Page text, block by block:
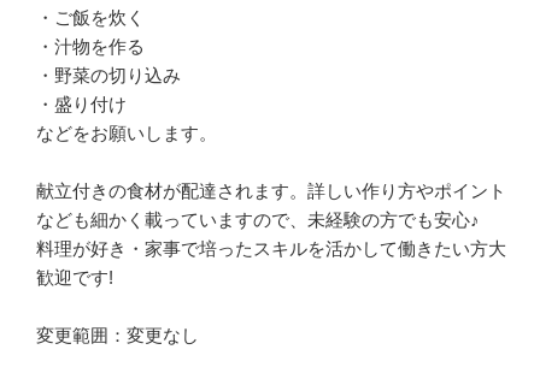
・ご飯を炊く
・汁物を作る
・野菜の切り込み
・盛り付け
などをお願いします。
献立付きの食材が配達されます。詳しい作り方やポイント
なども細かく載っていますので、未経験の方でも安心♪
料理が好き・家事で培ったスキルを活かして働きたい方大
歓迎です!
変更範囲：変更なし